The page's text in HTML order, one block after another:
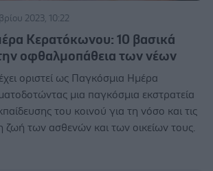
2023, 10:22
Κερατόκωνου: 10 βασικά
οφθαλμοπάθεια των νέων
οριστεί ως Παγκόσμια Ημέρα
μια παγκόσμια εκστρατεία
του κοινού για τη νόσο και τις
ζωή των ασθενών και των οικείων τους.